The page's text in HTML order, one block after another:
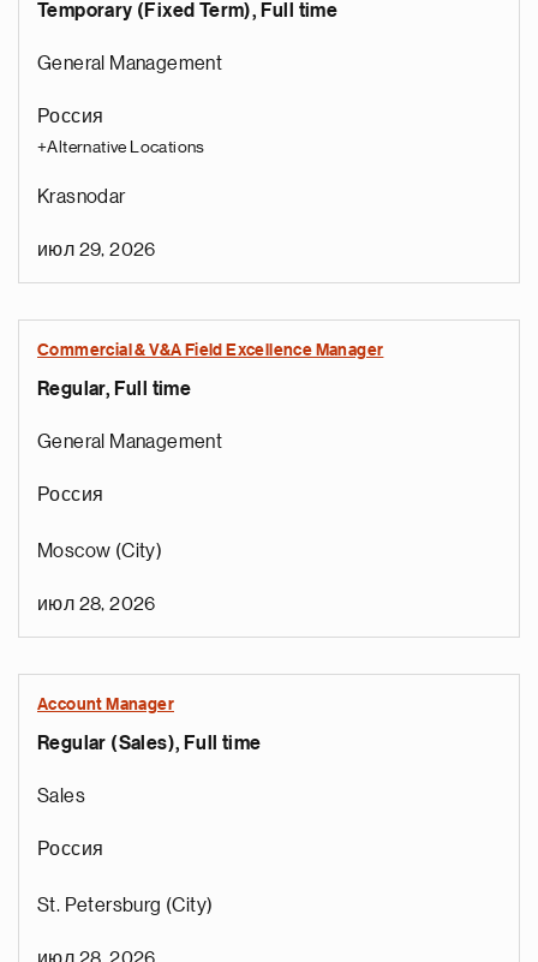
Temporary (Fixed Term), Full time
General Management
Россия
+Alternative Locations
Krasnodar
июл 29, 2026
Commercial & V&A Field Excellence Manager
Regular, Full time
General Management
Россия
Moscow (City)
июл 28, 2026
Account Manager
Regular (Sales), Full time
Sales
Россия
St. Petersburg (City)